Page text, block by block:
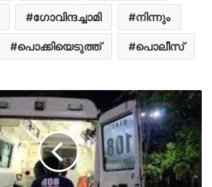
ഗോവിന്ദച്ചാമി നിന്നും
പൊക്കിയെടുത്ത് പൊലീസ്